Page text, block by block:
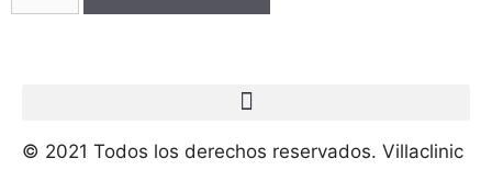
© 2021 Todos los derechos reservados. Villaclinic